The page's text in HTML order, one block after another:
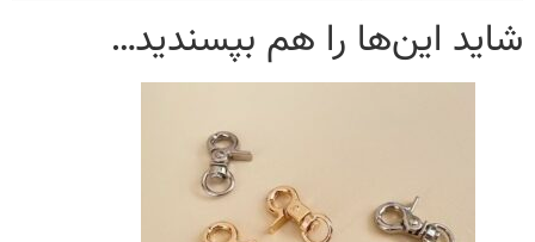
شاید این‌ها را هم بپسندید…